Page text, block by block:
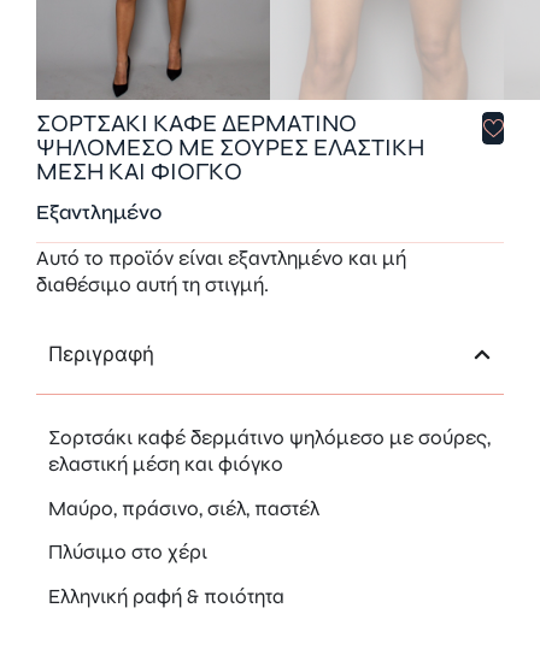
ΣΟΡΤΣΑΚΙ ΚΑΦΕ ΔΕΡΜΑΤΙΝΟ
ΨΗΛΟΜΕΣΟ ΜΕ ΣΟΥΡΕΣ ΕΛΑΣΤΙΚΗ
ΜΕΣΗ ΚΑΙ ΦΙΟΓΚΟ
Εξαντλημένο
Αυτό το προϊόν είναι εξαντλημένο και μή
διαθέσιμο αυτή τη στιγμή.
Περιγραφή
Σορτσάκι καφέ δερμάτινο ψηλόμεσο με σούρες,
ελαστική μέση και φιόγκο
Μαύρο, πράσινο, σιέλ, παστέλ
Πλύσιμο στο χέρι
Ελληνική ραφή & ποιότητα